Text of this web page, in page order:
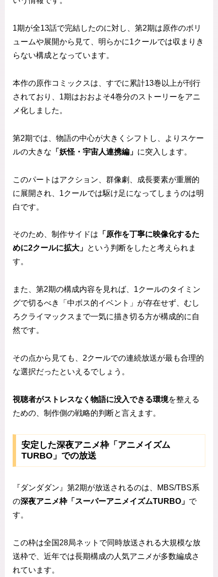
1期が全13話で完結したのに対し、第2期は原作のボリ
ュームや展開から見て、明らかに1クールでは収まりき
らない構成となっています。
本作の原作コミックスは、すでに累計13巻以上が刊行
されており、1期はおおよそ4巻分のストーリーをアニ
メ化しました。
第2期では、物語の中心が大きくシフトし、よりスケー
ルの大きな 「妖怪・宇宙人連携編」 に突入します。
このパートはアクション、群像劇、成長要素が重層的
に展開され、1クールでは駆け足になってしまうのは明
白です。
そのため、制作サイドは 「原作を丁寧に映像化するた
めに2クールに拡大」 という判断をしたと考えられま
す。
また、第2期の構成内容を見れば、1クールのタイミン
グで切るべき「中ボス的イベント」が存在せず、むし
ろクライマックスまで一気に描き切る方が構成的に自
然です。
その点から見ても、2クールでの連続放送が最も合理的
な選択だったといえるでしょう。
視聴者がストレスなく物語に没入できる環境を整える
ための、制作側の戦略的判断と言えます。
安定した深夜アニメ枠「アニメイズム
TURBO」での放送
『ダンダダン』第2期が放送されるのは、MBS/TBS系
の深夜アニメ枠「スーパーアニメイズムTURBO」 で
す。
この枠は全国28局ネットで同時放送される大規模な放
送枠で、近年では長期構成の人気アニメが多数編成さ
れています。